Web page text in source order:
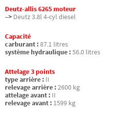
Deutz-allis 6265 moteur
–> Deutz 3.8l 4-cyl diesel
Capacité
carburant :87.1 litres
système hydraulique :56.0 litres
Attelage 3 points
type arrière : II
relevage arrière :2600 kg
attelage avant : II
relevage avant : 1599 kg